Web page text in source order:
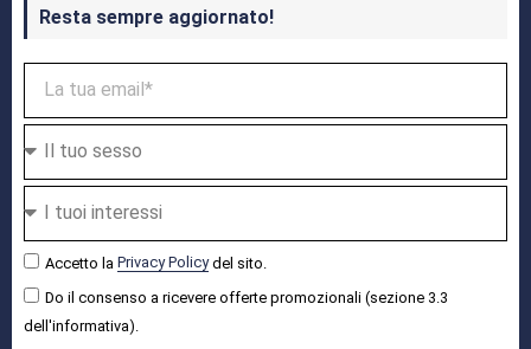
Resta sempre aggiornato!
Accetto la Privacy Policydel sito.
Do il consenso a ricevere offerte promozionali (sezione 3.3
dell'informativa).